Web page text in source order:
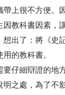
上很不方便。
教科書因素，
出了：將《史
的教科書。
仔細辯證的地
之處，為了不